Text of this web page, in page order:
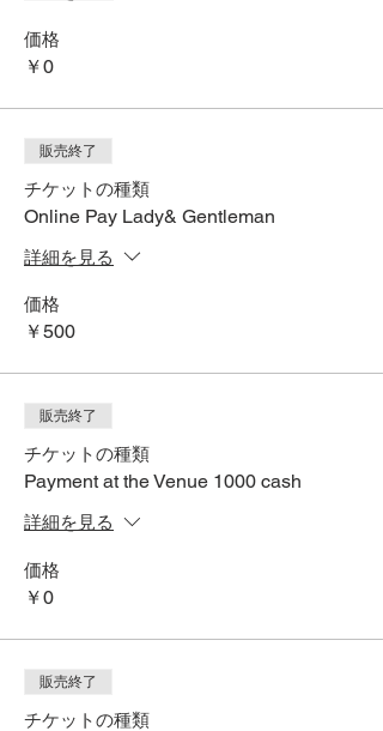
価格
￥0
販売終了
チケットの種類
Online Pay Lady& Gentleman
詳細を見る
価格
￥500
販売終了
チケットの種類
Payment at the Venue 1000 cash
詳細を見る
価格
￥0
販売終了
チケットの種類